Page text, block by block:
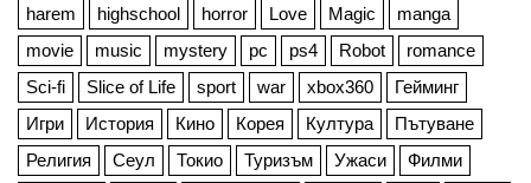
harem
highschool horror Love Magic
manga
movie
music mystery pc ps4 Robot
romance
Sci-fi
Slice of Life sport war xbox360
Гейминг
Игри
История Кино Корея Култура
Пътуване
Религия
Сеул Токио Туризъм Ужаси Филми